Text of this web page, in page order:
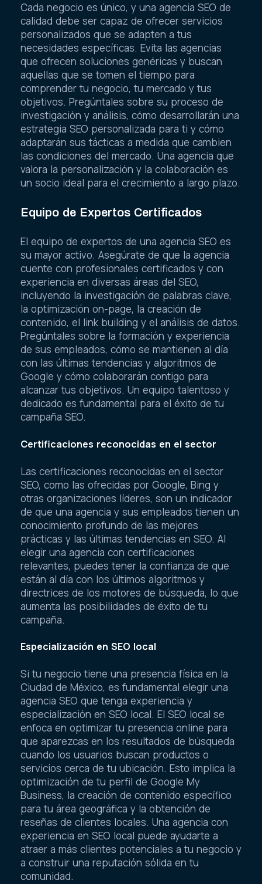
Cada negocio es único, y una agencia SEO de
calidad debe ser capaz de ofrecer servicios
personalizados que se adapten a tus
necesidades específicas. Evita las agencias
que ofrecen soluciones genéricas y buscan
aquellas que se tomen el tiempo para
comprender tu negocio, tu mercado y tus
objetivos. Pregúntales sobre su proceso de
investigación y análisis, cómo desarrollarán una
estrategia SEO personalizada para ti y cómo
adaptarán sus tácticas a medida que cambien
las condiciones del mercado. Una agencia que
valora la personalización y la colaboración es
un socio ideal para el crecimiento a largo plazo.
Equipo de Expertos Certificados
El equipo de expertos de una agencia SEO es
su mayor activo. Asegúrate de que la agencia
cuente con profesionales certificados y con
experiencia en diversas áreas del SEO,
incluyendo la investigación de palabras clave,
la optimización on-page, la creación de
contenido, el link building y el análisis de datos.
Pregúntales sobre la formación y experiencia
de sus empleados, cómo se mantienen al día
con las últimas tendencias y algoritmos de
Google y cómo colaborarán contigo para
alcanzar tus objetivos. Un equipo talentoso y
dedicado es fundamental para el éxito de tu
campaña SEO.
Certificaciones reconocidas en el sector
Las certificaciones reconocidas en el sector
SEO, como las ofrecidas por Google, Bing y
otras organizaciones líderes, son un indicador
de que una agencia y sus empleados tienen un
conocimiento profundo de las mejores
prácticas y las últimas tendencias en SEO. Al
elegir una agencia con certificaciones
relevantes, puedes tener la confianza de que
están al día con los últimos algoritmos y
directrices de los motores de búsqueda, lo que
aumenta las posibilidades de éxito de tu
campaña.
Especialización en SEO local
Si tu negocio tiene una presencia física en la
Ciudad de México, es fundamental elegir una
agencia SEO que tenga experiencia y
especialización en SEO local. El SEO local se
enfoca en optimizar tu presencia online para
que aparezcas en los resultados de búsqueda
cuando los usuarios buscan productos o
servicios cerca de tu ubicación. Esto implica la
optimización de tu perfil de Google My
Business, la creación de contenido específico
para tu área geográfica y la obtención de
reseñas de clientes locales. Una agencia con
experiencia en SEO local puede ayudarte a
atraer a más clientes potenciales a tu negocio y
a construir una reputación sólida en tu
comunidad.